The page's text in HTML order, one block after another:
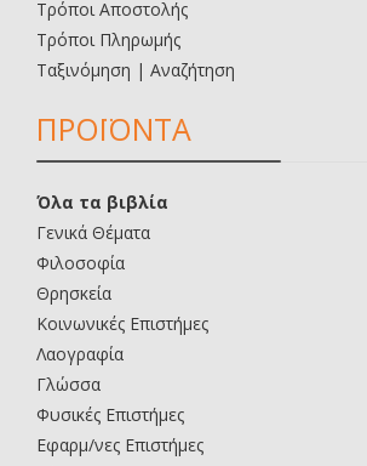
Τρόποι Αποστολής
Τρόποι Πληρωμής
Ταξινόμηση | Αναζήτηση
ΠΡΟΪΟΝΤΑ
Όλα τα βιβλία
Γενικά Θέματα
Φιλοσοφία
Θρησκεία
Κοινωνικές Επιστήμες
Λαογραφία
Γλώσσα
Φυσικές Επιστήμες
Εφαρμ/νες Επιστήμες